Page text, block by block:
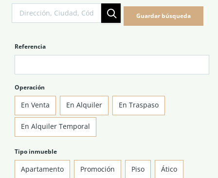
NOTICIAS Y BLOG
CONTACTO
PERFIL
Guardar búsqueda
Referencia
Operación
En Alquiler
En Alquiler Temporal
En Traspaso
En Venta
Tipo inmueble
Apartamento Ático
Piso
Promoción